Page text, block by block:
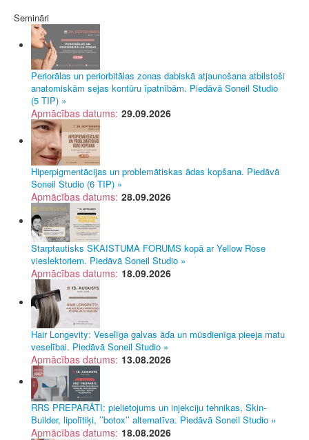
Semināri
Periorālas un periorbitālas zonas dabiskā atjaunošana atbilstoši
anatomiskām sejas kontūru īpatnībām. Piedāvā Soneil Studio
(5 TIP) »
Apmācības datums: 29.09.2026
Hiperpigmentācijas un problemātiskas ādas kopšana. Piedāvā
Soneil Studio (6 TIP) »
Apmācības datums: 28.09.2026
Starptautisks SKAISTUMA FORUMS kopā ar Yellow Rose
vieslektoriem. Piedāvā Soneil Studio »
Apmācības datums: 18.09.2026
Hair Longevity: Veselīga galvas āda un mūsdienīga pieeja matu
veselībai. Piedāvā Soneil Studio »
Apmācības datums: 13.08.2026
RRS PREPARĀTI: pielietojums un injekciju tehnikas, Skin-
Builder, lipolītiķi, ’’botox’’ alternatīva. Piedāvā Soneil Studio »
Apmācības datums: 18.08.2026